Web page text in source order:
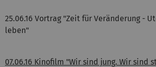
25.06.16 Vortrag "Zeit für Veränderung -
leben"
07.06.16 Kinofilm "Wir sind jung. Wir sind